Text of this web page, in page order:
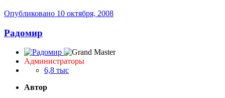
Опубликовано 10 октября, 2008
Радомир
Администраторы
6,8 тыс
Автор